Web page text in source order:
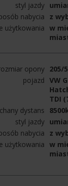
styl jazdy
nabycia
z
użytkowania w
opony 205/
pojazd VW
TDI
dystans
styl jazdy
nabycia
z
użytkowania w